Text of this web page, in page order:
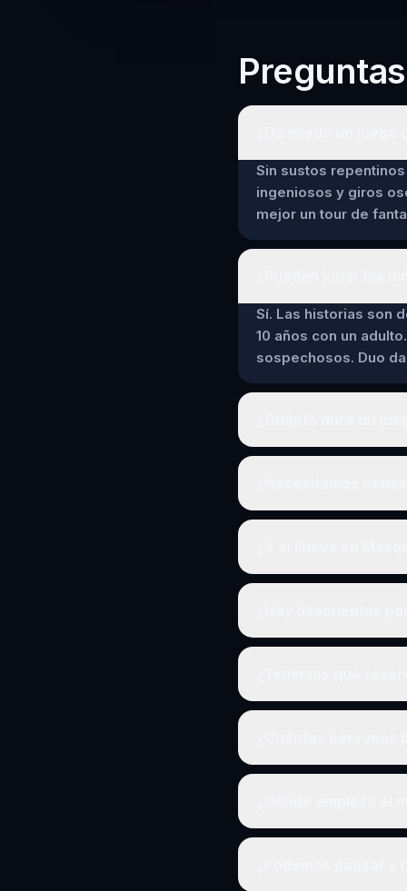
Sin sustos
ingeniosos y giros
mejor un tour de
Sí. Las historias son
10 años con un
sospechosos. Duo